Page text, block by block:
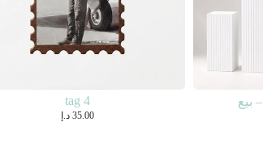
tag 4
35.00 د.إ